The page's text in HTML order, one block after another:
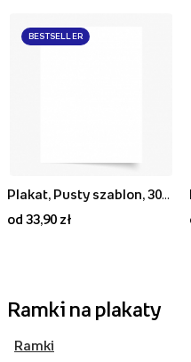
BESTSELLER
od 33,90 zł
Ramki na plakaty
Ramki